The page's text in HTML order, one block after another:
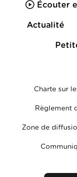
Écouter
Actualité
Charte sur
Règlement
Zone de